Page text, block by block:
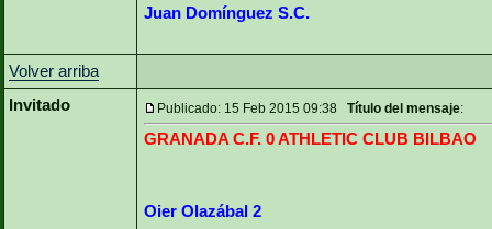
Juan Domínguez S.C.
Volver arriba
Invitado
Publicado: 15 Feb 2015 09:38 Título del mensaje:
GRANADA C.F. 0 ATHLETIC CLUB BILBAO
Oier Olazábal 2